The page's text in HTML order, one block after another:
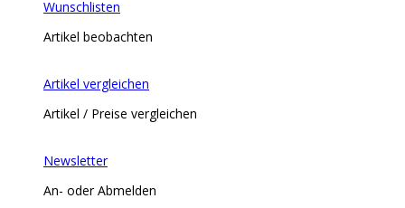
Wunschlisten
Artikel beobachten
Artikel vergleichen
Artikel / Preise vergleichen
Newsletter
An- oder Abmelden